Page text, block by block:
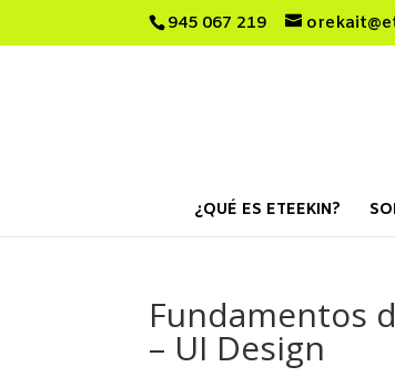
945 067 219
¿QUÉ ES ETEEKIN?
Fundamentos
– UI Design